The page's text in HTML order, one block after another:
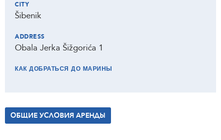
CITY
Šibenik
ADDRESS
Obala Jerka Šižgorića 1
КАК ДОБРАТЬСЯ ДО МАРИНЫ
ОБЩИЕ УСЛОВИЯ АРЕНДЫ